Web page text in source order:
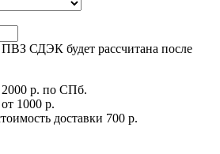
СДЭК будет рассчитана после
2000 р. по СПб.
1000 р.
доставки 700 р.